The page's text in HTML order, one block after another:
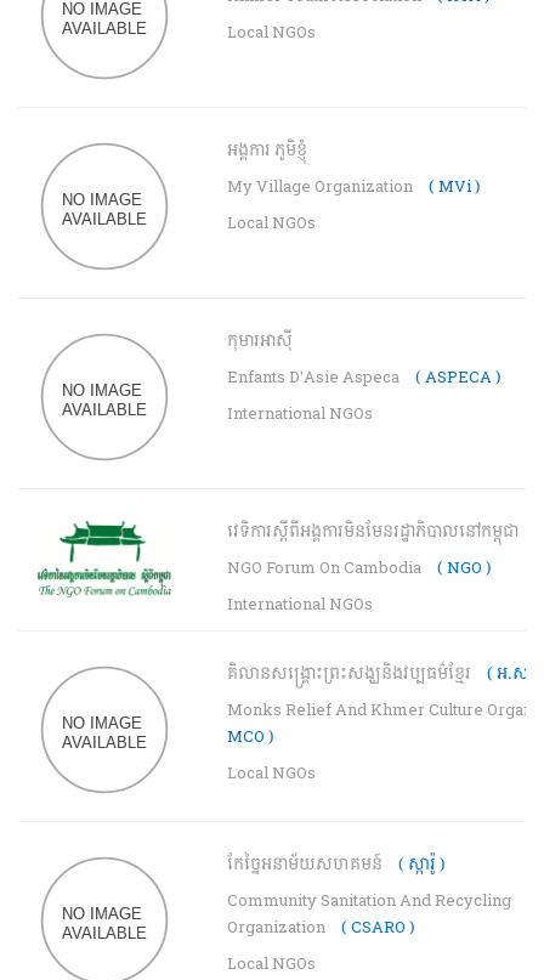
Local NGOs
អង្គការ ភូមិខ្ញុំ
My Village Organization ( MVi )
Local NGOs
កុមារអាស៊ី
Enfants D'Asie Aspeca ( ASPECA )
International NGOs
វេទិការស្តីពីអង្គការមិនមែនរដ្ឋាភិបាលនៅកម្ពុជា
NGO Forum On Cambodia ( NGO )
International NGOs
គិលានសង្រ្គោះព្រះសង្ឃនិងវប្បធម៌ខ្មែរ ( អ.ស.វ
Monks Relief And Khmer Culture
MCO )
Local NGOs
កែច្នៃអនាម័យសហគមន៍ ( ស្ការ៉ូ )
Community Sanitation And Recycling
Organization ( CSARO )
Local NGOs